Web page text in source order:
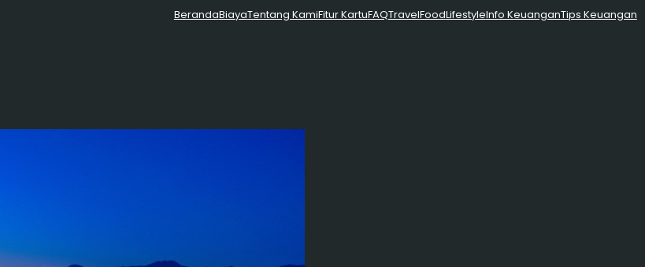
BerandaBiayaTentang KamiFitur KartuFAQTravelFoodLifestyleInfo KeuanganTips Keuangan